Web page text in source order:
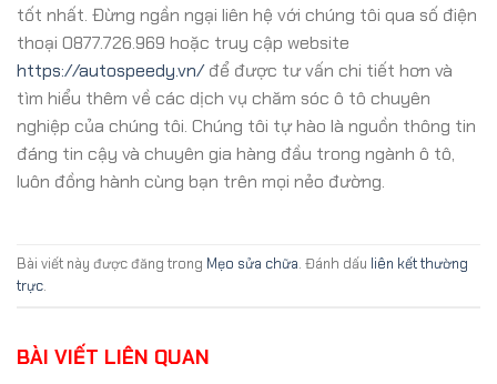
tốt nhất. Đừng ngần ngại liên hệ với chúng tôi qua số điện
thoại 0877.726.969 hoặc truy cập website
https://autospeedy.vn/để được tư vấn chi tiết hơn và
tìm hiểu thêm về các dịch vụ chăm sóc ô tô chuyên
nghiệp của chúng tôi. Chúng tôi tự hào là nguồn thông tin
đáng tin cậy và chuyên gia hàng đầu trong ngành ô tô,
luôn đồng hành cùng bạn trên mọi nẻo đường.
Bài viết này được đăng trong Mẹo sửa chữa. Đánh dấu liên kết thường
trực.
BÀI VIẾT LIÊN QUAN